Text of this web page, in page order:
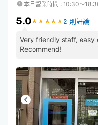
本日營業時間 : 10:30〜
5.0★ ★ ★ ★ ★
★ ★ ★ ★ ★ 2 則評論
Very friendly staff, easy
Recommend!